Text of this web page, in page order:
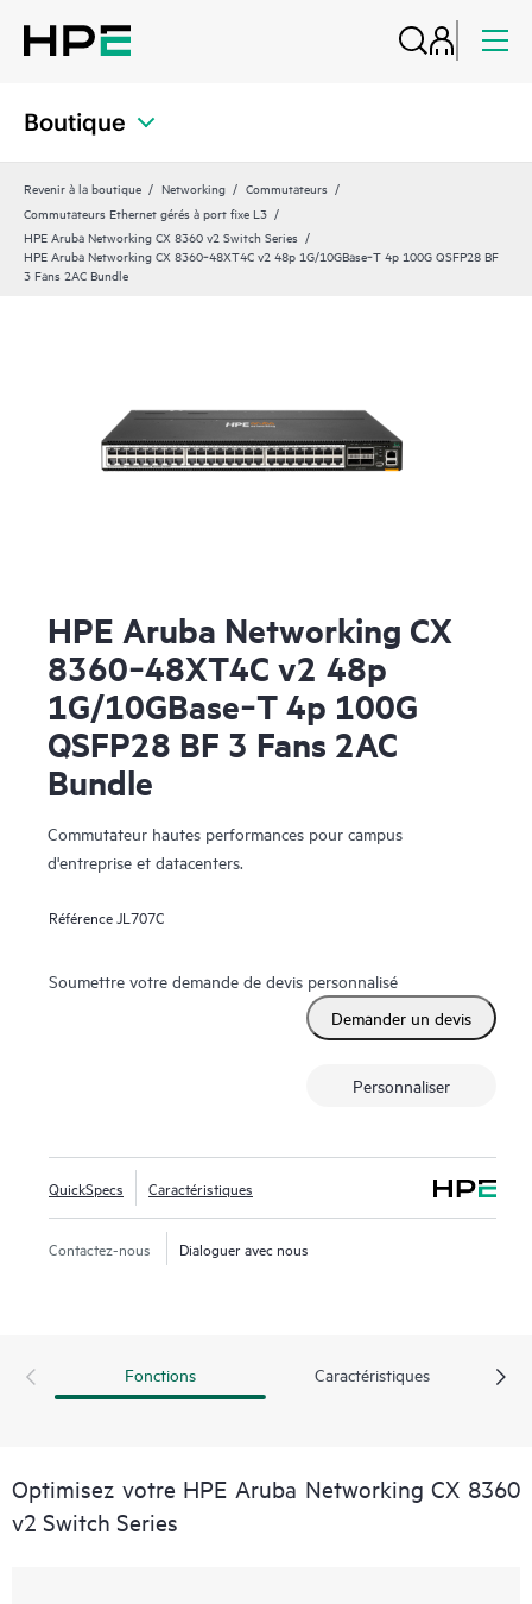
Boutique
Revenir à la boutique Networking
Commutateurs
Commutateurs Ethernet gérés à port fixe L3
HPE Aruba Networking CX 8360 v2 Switch Series
HPE Aruba Networking CX 8360‑48XT4C v2 48p 1G/10GBase‑T 4p 100G QSFP28 BF
3 Fans 2AC Bundle
HPE Aruba Networking CX
8360‑48XT4C v2 48p
1G/10GBase‑T 4p 100G
QSFP28 BF 3 Fans 2AC
Bundle
Commutateur hautes performances pour campus
d'entreprise et datacenters.
Référence JL707C
Soumettre votre demande de devis personnalisé
Demander un devis
Personnaliser
QuickSpecs Caractéristiques
Contactez-nous Dialoguer avec nous
Fonctions Caractéristiques
Optimisez votre HPE Aruba Networking CX 8360
v2 Switch Series